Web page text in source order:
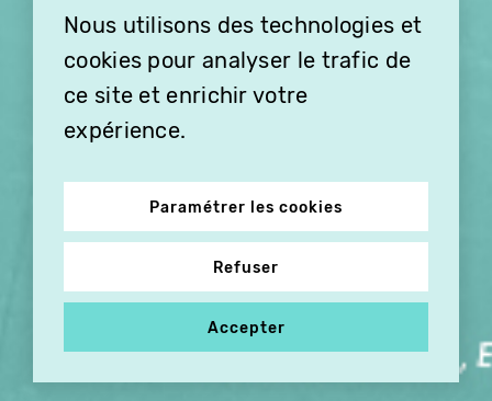
Nous utilisons des technologies et
cookies pour analyser le trafic de
ce site et enrichir votre
expérience.
Paramétrer les cookies
Refuser
Accepter
OFFREZ LA VIDÉO EN
CADEAU, ABONNEZ VOS
PROCHES À VITHÈQUE !